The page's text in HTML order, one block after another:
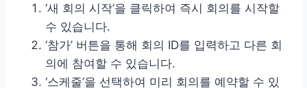
‘새 회의 시작’을 클릭하여 즉시 회의를 시작할
수 있습니다.
‘참가’ 버튼을 통해 회의 ID를 입력하고 다른 회
의에 참여할 수 있습니다.
‘스케줄’을 선택하여 미리 회의를 예약할 수 있